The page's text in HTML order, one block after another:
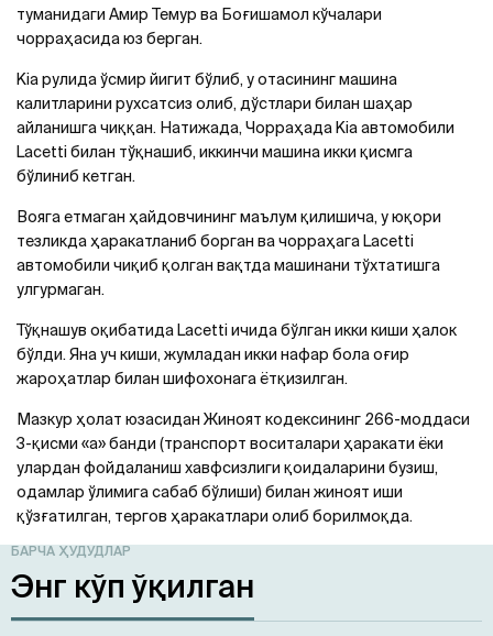
туманидаги Амир Темур ва Боғишамол кўчалари
чорраҳасида юз берган.
Kia рулида ўсмир йигит бўлиб, у отасининг машина
калитларини рухсатсиз олиб, дўстлари билан шаҳар
айланишга чиққан. Натижада, Чорраҳада Kia автомобили
Lacetti билан тўқнашиб, иккинчи машина икки қисмга
бўлиниб кетган.
Вояга етмаган ҳайдовчининг маълум қилишича, у юқори
тезликда ҳаракатланиб борган ва чорраҳага Lacetti
автомобили чиқиб қолган вақтда машинани тўхтатишга
улгурмаган.
Тўқнашув оқибатида Lacetti ичида бўлган икки киши ҳалок
бўлди. Яна уч киши, жумладан икки нафар бола оғир
жароҳатлар билан шифохонага ётқизилган.
Мазкур ҳолат юзасидан Жиноят кодексининг 266-моддаси
3-қисми «а» банди (транспорт воситалари ҳаракати ёки
улардан фойдаланиш хавфсизлиги қоидаларини бузиш,
одамлар ўлимига сабаб бўлиши) билан жиноят иши
қўзғатилган, тергов ҳаракатлари олиб борилмоқда.
БАРЧА ҲУДУДЛАР
Энг кўп ўқилган